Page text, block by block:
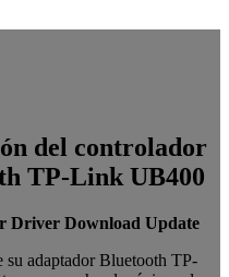
del controlador
TP-Link UB400
Driver Download Update
su adaptador Bluetooth TP-